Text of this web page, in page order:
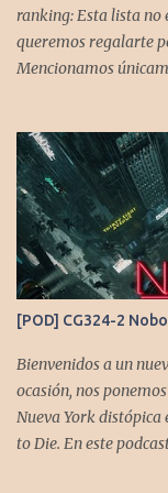
ranking: Esta lista no
queremos regalarte
Mencionamos
asegurar que, al
tipo de contenido,
otros doce juegos
hermanos
películas de
Contra o Metal Slug)
calidad es
variedad de jefes,
estupenda. Es un
alta dificultad...
[POD] CG324-2
Bienvenidos a un
ocasión, nos
Nueva York distópica
to Die. En este